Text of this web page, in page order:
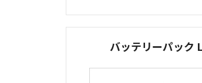
バッテリーパック